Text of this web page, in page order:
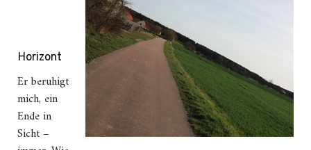
Horizont
Er beruhigt
mich, ein
Ende in
Sicht –